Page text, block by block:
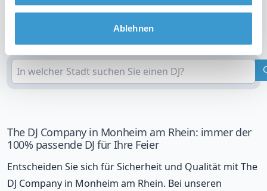
Ablehnen
Überprüfen Sie Ihren Standort
The DJ Company in Monheim am Rhein: immer der
100% passende DJ für Ihre Feier
Entscheiden Sie sich für Sicherheit und Qualität mit The
DJ Company in Monheim am Rhein. Bei unseren